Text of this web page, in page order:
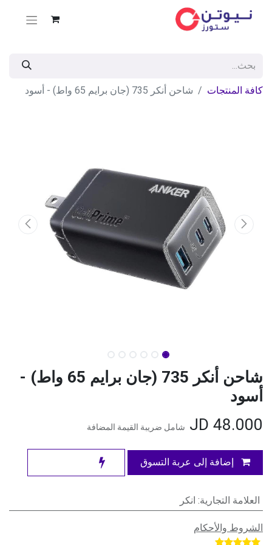
كافة المنتجات شاحن أنكر 735 (جان برايم 65 واط) - أسود
شاحن أنكر 735 (جان برايم 65 واط) -
أسود
48.000
شامل ضريبة القيمة المضافة
إضافة إلى عربة التسوق
العلامة التجارية: انكر
الشروط والأحكام